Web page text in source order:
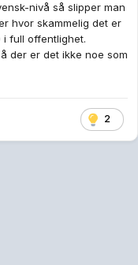
nivå så slipper man
hvor skammelig det er
i full offentlighet.
der er det ikke noe som
2